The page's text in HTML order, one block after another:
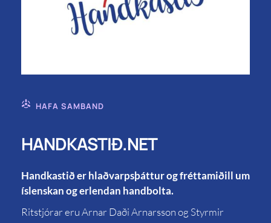
HAFA SAMBAND
HANDKASTIÐ.NET
Handkastið er hlaðvarpsþáttur og fréttamiðill um
íslenskan og erlendan handbolta.
Ritstjórar eru Arnar Daði Arnarsson og Styrmir